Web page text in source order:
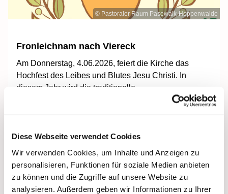
Diese Webseite verwendet Cookies
Wir verwenden Cookies, um Inhalte und Anzeigen zu
personalisieren, Funktionen für soziale Medien anbieten
zu können und die Zugriffe auf unsere Website zu
analysieren. Außerdem geben wir Informationen zu Ihrer
© Pastoraler Raum Pasewalk-Hoppenwalde
Fronleichnam nach Viereck
Am Donnerstag, 4.06.2026, feiert die Kirche das
Hochfest des Leibes und Blutes Jesu Christi. In
diesem Jahr wird die traditionelle
Fronleichnamsprozession in Vorpommern in Viereck